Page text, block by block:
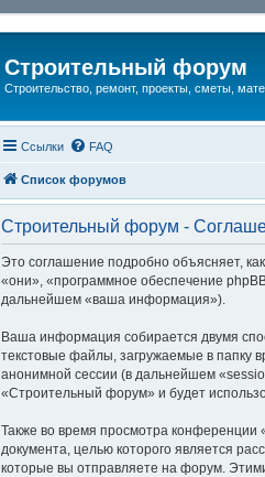
Строительный форум
Строительство, ремонт, проекты, сметы,
Ссылки FAQ
Список форумов
Строительный форум -
Это соглашение подробно объясняет,
«они», «программное обеспечение
дальнейшем «ваша информация»).
Ваша информация собирается двумя
текстовые файлы, загружаемые в папку
анонимной сессии (в дальнейшем
«Строительный форум» и будет
Также во время просмотра
документа, целью которого является
которые вы отправляете на форум.